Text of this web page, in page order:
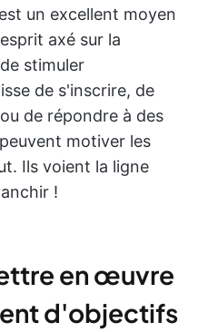
un excellent moyen
axé sur la
stimuler
de s'inscrire, de
de répondre à des
motiver les
Ils voient la ligne
!
en œuvre
d'objectifs